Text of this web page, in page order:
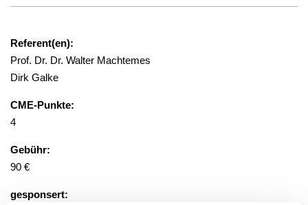
Referent(en):
Prof. Dr. Dr. Walter Machtemes
Dirk Galke
CME-Punkte:
4
Gebühr:
90 €
gesponsert: